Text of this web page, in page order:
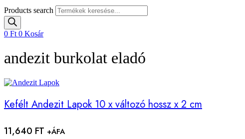
Products search
0 Ft 0 Kosár
andezit burkolat eladó
Kefélt Andezit Lapok 10 x változó hossz x 2 cm
11,640 FT +ÁFA